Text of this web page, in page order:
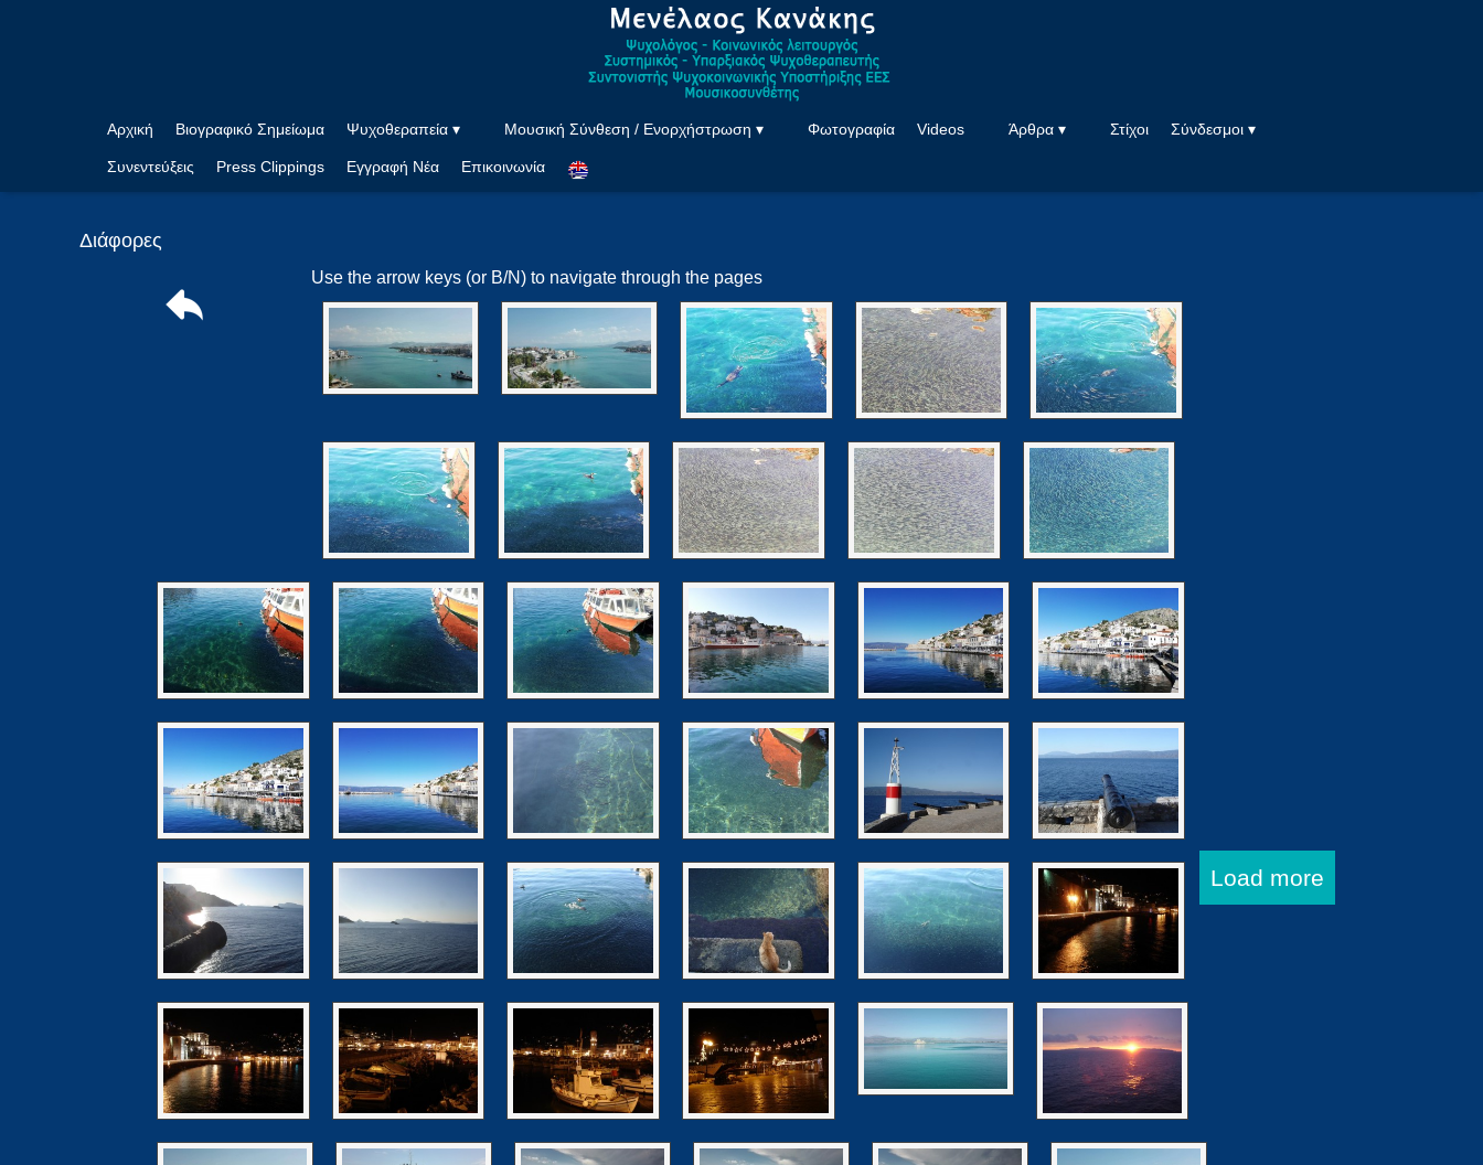
Αρχική Βιογραφικό Σημείωμα Ψυχοθεραπεία ▾ Μουσική Σύνθεση / Ενορχήστρωση ▾ Φωτογραφία Videos Άρθρα ▾ Στίχοι Σύνδεσμοι ▾
Συνεντεύξεις Press Clippings Εγγραφή Νέα Επικοινωνία
Διάφορες
Use the arrow keys (or B/N) to navigate through the pages